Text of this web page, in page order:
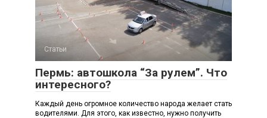
Статьи
Пермь: автошкола “За рулем”. Что
интересного?
Каждый день огромное количество народа желает стать
водителями. Для этого, как известно, нужно получить